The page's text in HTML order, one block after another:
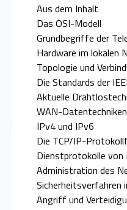
Aus dem Inhalt
Das OSI-Modell
Grundbegriffe der
Hardware im lokalen
Topologie und
Die Standards der
Aktuelle
WAN-Datentechniken
IPv4 und IPv6
Die TCP/IP-
Dienstprotokolle von
Administration des
Sicherheitsverfahren
Angriff und